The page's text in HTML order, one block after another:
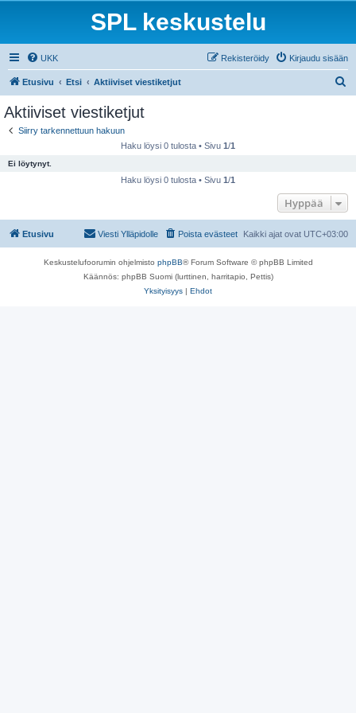
SPL keskustelu
UKK Kirjaudu sisään
Rekisteröidy
Etusivu Etsi Aktiiviset viestiketjut
Aktiiviset viestiketjut
Siirry tarkennettuun hakuun
Haku löysi 0 tulosta • Sivu 1/1
Ei löytynyt.
Haku löysi 0 tulosta • Sivu 1/1
Hyppää
Etusivu Kaikki ajat ovat UTC+03:00
Poista evästeet
Viesti Ylläpidolle
Keskustelufoorumin ohjelmisto phpBB® Forum Software © phpBB Limited
Käännös: phpBB Suomi (lurttinen, harritapio, Pettis)
Yksityisyys | Ehdot